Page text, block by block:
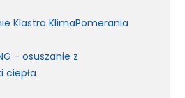
Klastra KlimaPomerania
- osuszanie z
ciepła